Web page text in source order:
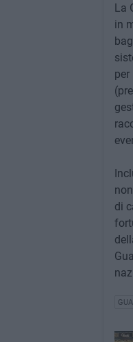
La
in
di